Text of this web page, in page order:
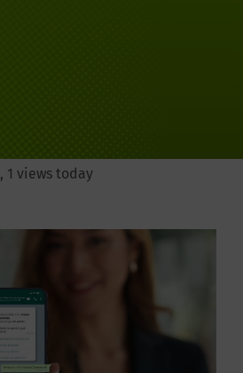
, 1 views today